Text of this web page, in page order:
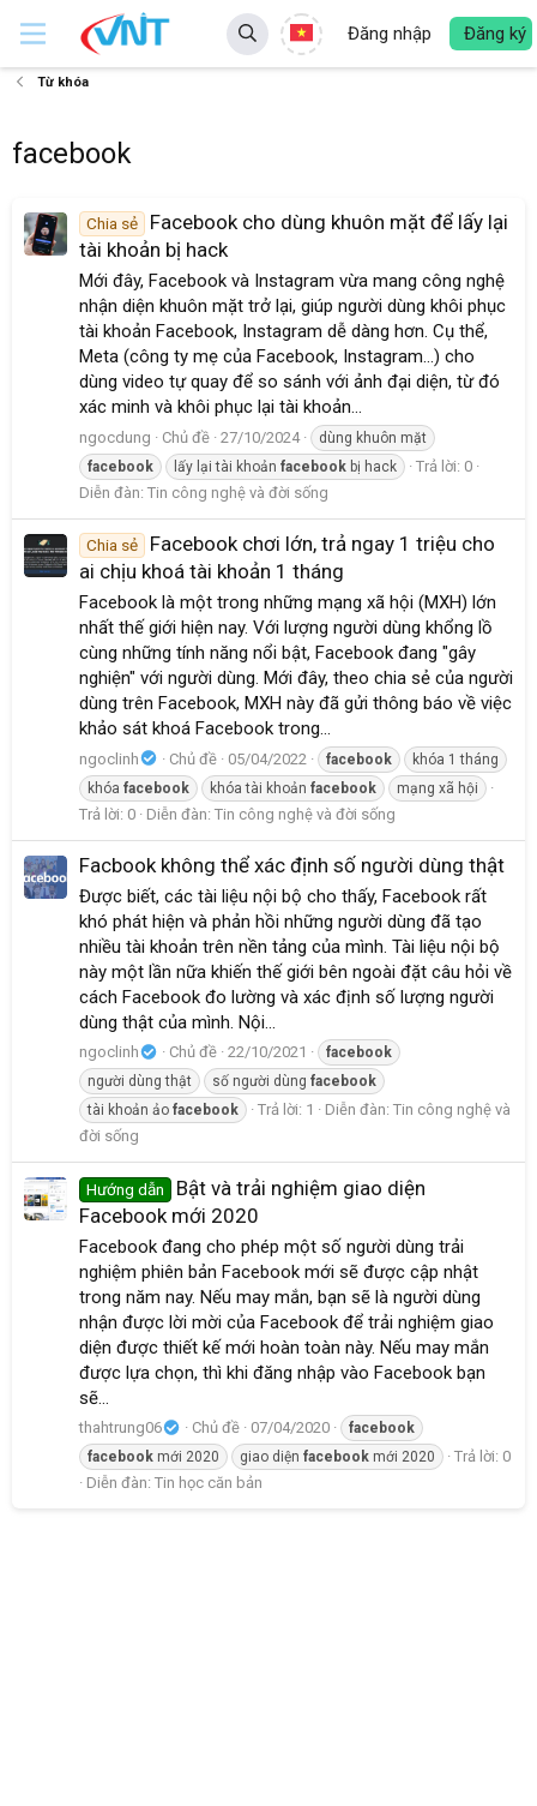
Đăng nhập Đăng ký
Từ khóa
facebook
Chia sẻ
Facebook cho dùng khuôn mặt để lấy lại
tài khoản bị hack
Mới đây, Facebook và Instagram vừa mang công nghệ
nhận diện khuôn mặt trở lại, giúp người dùng khôi phục
tài khoản Facebook, Instagram dễ dàng hơn. Cụ thể,
Meta (công ty mẹ của Facebook, Instagram…) cho
dùng video tự quay để so sánh với ảnh đại diện, từ đó
xác minh và khôi phục lại tài khoản...
ngocdung Chủ đề 27/10/2024
dùng khuôn mặt
facebook
lấy lại tài khoản facebook bị hack
Trả lời: 0
Diễn đàn: Tin công nghệ và đời sống
Chia sẻ
Facebook chơi lớn, trả ngay 1 triệu cho
ai chịu khoá tài khoản 1 tháng
Facebook là một trong những mạng xã hội (MXH) lớn
nhất thế giới hiện nay. Với lượng người dùng khổng lồ
cùng những tính năng nổi bật, Facebook đang "gây
nghiện" với người dùng. Mới đây, theo chia sẻ của người
dùng trên Facebook, MXH này đã gửi thông báo về việc
khảo sát khoá Facebook trong...
ngoclinh Chủ đề 05/04/2022 facebook
khóa 1 tháng
khóa facebook khóa tài khoản facebook mạng xã hội
Trả lời: 0 Diễn đàn: Tin công nghệ và đời sống
Facbook không thể xác định số người dùng thật
Được biết, các tài liệu nội bộ cho thấy, Facebook rất
khó phát hiện và phản hồi những người dùng đã tạo
nhiều tài khoản trên nền tảng của mình. Tài liệu nội bộ
này một lần nữa khiến thế giới bên ngoài đặt câu hỏi về
cách Facebook đo lường và xác định số lượng người
dùng thật của mình. Nội...
ngoclinh Chủ đề 22/10/2021
facebook
người dùng thật
số người dùng facebook
tài khoản ảo facebook Trả lời: 1 Diễn đàn: Tin công nghệ và
đời sống
Hướng dẫn
Bật và trải nghiệm giao diện
Facebook mới 2020
Facebook đang cho phép một số người dùng trải
nghiệm phiên bản Facebook mới sẽ được cập nhật
trong năm nay. Nếu may mắn, bạn sẽ là người dùng
nhận được lời mời của Facebook để trải nghiệm giao
diện được thiết kế mới hoàn toàn này. Nếu may mắn
được lựa chọn, thì khi đăng nhập vào Facebook bạn
sẽ...
thahtrung06 Chủ đề 07/04/2020
facebook
facebook mới 2020 giao diện facebook mới 2020
Trả lời: 0
Diễn đàn: Tin học căn bản